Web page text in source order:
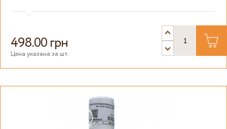
498.00 грн
Цена указана за шт.